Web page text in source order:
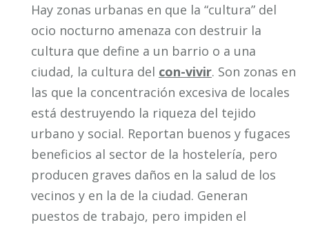
Hay zonas urbanas en que la “cultura” del
ocio nocturno amenaza con destruir la
cultura que define a un barrio o a una
ciudad, la cultura del con-vivir. Son zonas en
las que la concentración excesiva de locales
está destruyendo la riqueza del tejido
urbano y social. Reportan buenos y fugaces
beneficios al sector de la hostelería, pero
producen graves daños en la salud de los
vecinos y en la de la ciudad. Generan
puestos de trabajo, pero impiden el